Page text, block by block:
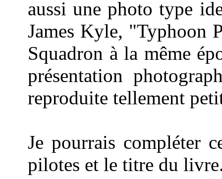
aussi une photo type
James Kyle, "Typhoon
Squadron à la même
présentation
reproduite tellement
Je pourrais compléter
pilotes et le titre du